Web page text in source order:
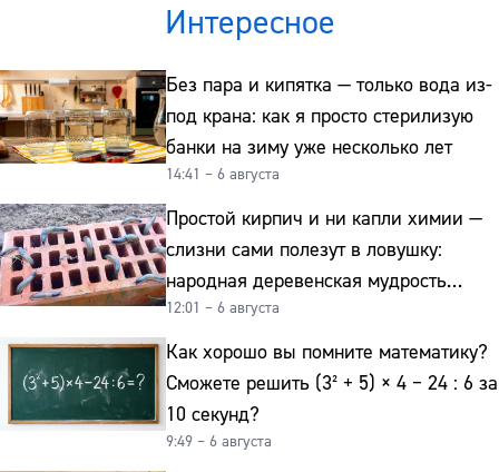
Интересное
Без пара и кипятка — только вода из-
под крана: как я просто стерилизую
банки на зиму уже несколько лет
14:41 – 6 августа
Простой кирпич и ни капли химии —
слизни сами полезут в ловушку:
народная деревенская мудрость
реально работает
12:01 – 6 августа
Как хорошо вы помните математику?
Сможете решить (3² + 5) × 4 − 24 : 6 за
10 секунд?
9:49 – 6 августа